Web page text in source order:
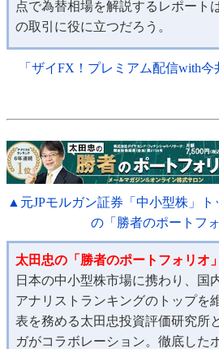
点で為替相場を解説するレポート
の取引に役に立つだろう。
「ザイFX！プレミアム配信with
▲元JPモルガン証券「中小型株」ト
の「勝者のポートフ
太田忠の「勝者のポートフォリオ
日本の中小型株市場に携わり、国
アナリストランキングのトップを
表を務める太田忠投資評価研究所
ガがコラボレーション。徹底した